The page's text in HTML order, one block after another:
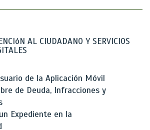
AL CIUDADANO Y SERVICIOS
de la Aplicación Móvil
de Deuda, Infracciones y
Expediente en la